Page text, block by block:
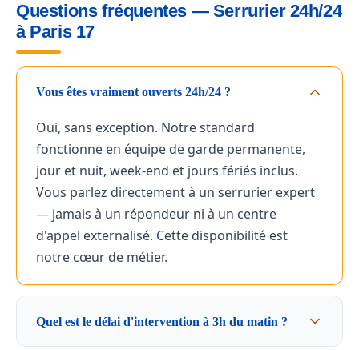
Questions fréquentes — Serrurier 24h/24
à Paris 17
Vous êtes vraiment ouverts 24h/24 ?
Oui, sans exception. Notre standard
fonctionne en équipe de garde permanente,
jour et nuit, week-end et jours fériés inclus.
Vous parlez directement à un serrurier expert
— jamais à un répondeur ni à un centre
d'appel externalisé. Cette disponibilité est
notre cœur de métier.
Quel est le délai d'intervention à 3h du matin ?